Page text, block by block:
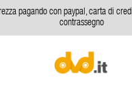
pagando con paypal, carta di
contrassegno